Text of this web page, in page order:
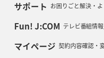
サポート お困りごと解決・
Fun! J:COM テレビ番組情
マイページ 契約内容確認・